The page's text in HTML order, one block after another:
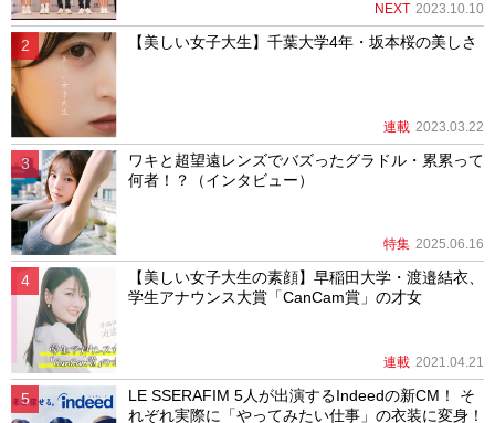
NEXT 2023.10.10
【美しい女子大生】千葉大学4年・坂本桜の美しさ
連載 2023.03.22
ワキと超望遠レンズでバズったグラドル・累累って
何者！？（インタビュー）
特集 2025.06.16
【美しい女子大生の素顔】早稲田大学・渡邉結衣、
学生アナウンス大賞「CanCam賞」の才女
連載 2021.04.21
LE SSERAFIM 5人が出演するIndeedの新CM！ そ
れぞれ実際に「やってみたい仕事」の衣装に変身！